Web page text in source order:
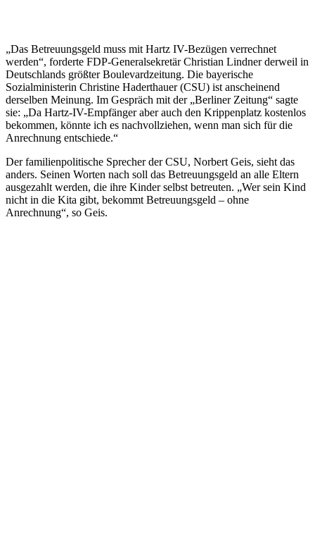
„Das Betreuungsgeld muss mit Hartz IV-Bezügen verrechnet
werden“, forderte FDP-Generalsekretär Christian Lindner derweil in
Deutschlands größter Boulevardzeitung. Die bayerische
Sozialministerin Christine Haderthauer (CSU) ist anscheinend
derselben Meinung. Im Gespräch mit der „Berliner Zeitung“ sagte
sie: „Da Hartz-IV-Empfänger aber auch den Krippenplatz kostenlos
bekommen, könnte ich es nachvollziehen, wenn man sich für die
Anrechnung entschiede.“
Der familienpolitische Sprecher der CSU, Norbert Geis, sieht das
anders. Seinen Worten nach soll das Betreuungsgeld an alle Eltern
ausgezahlt werden, die ihre Kinder selbst betreuten. „Wer sein Kind
nicht in die Kita gibt, bekommt Betreuungsgeld – ohne
Anrechnung“, so Geis.